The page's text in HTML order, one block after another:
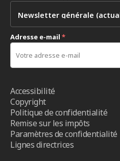
Adresse e-mail *
Accessibilité
Copyright
Politique de confidentialité
Remise sur les impôts
Paramètres de confidentialité
Lignes directrices